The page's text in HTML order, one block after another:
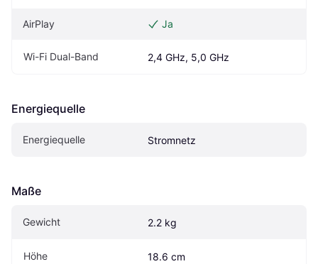
AirPlay Ja
Wi-Fi Dual-Band 2,4 GHz, 5,0 GHz
Energiequelle
Energiequelle Stromnetz
Maße
Gewicht 2.2 kg
Höhe 18.6 cm